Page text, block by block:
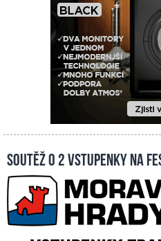
Soutěž o 2 vstupenky na